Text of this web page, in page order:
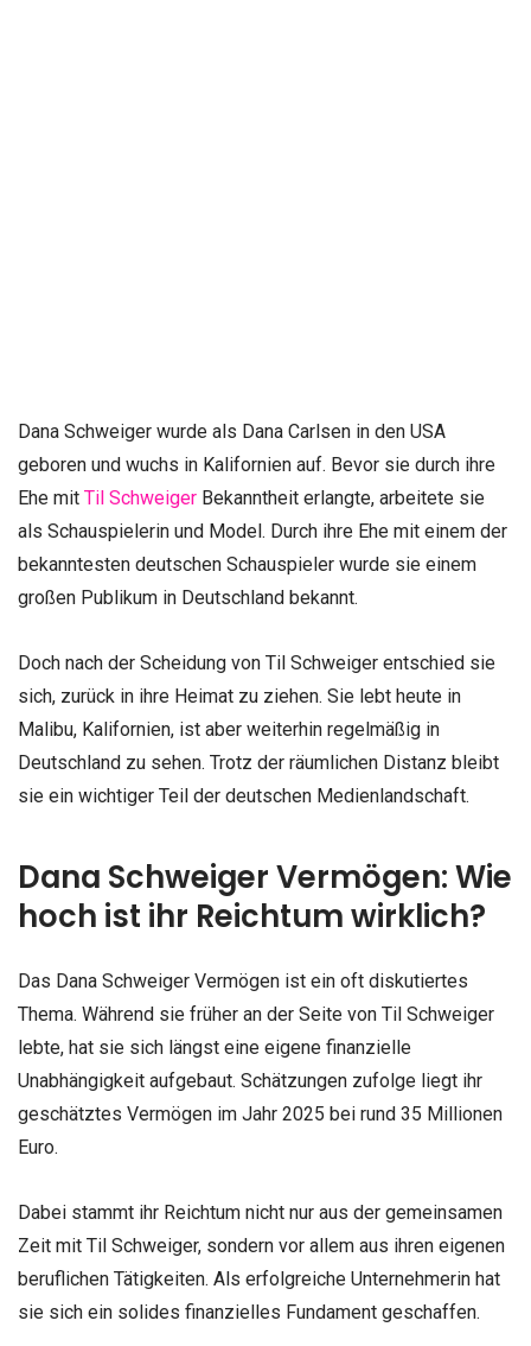
Dana Schweiger wurde als Dana Carlsen in den USA
geboren und wuchs in Kalifornien auf. Bevor sie durch ihre
Ehe mit Til Schweiger Bekanntheit erlangte, arbeitete sie
als Schauspielerin und Model. Durch ihre Ehe mit einem der
bekanntesten deutschen Schauspieler wurde sie einem
großen Publikum in Deutschland bekannt.
Doch nach der Scheidung von Til Schweiger entschied sie
sich, zurück in ihre Heimat zu ziehen. Sie lebt heute in
Malibu, Kalifornien, ist aber weiterhin regelmäßig in
Deutschland zu sehen. Trotz der räumlichen Distanz bleibt
sie ein wichtiger Teil der deutschen Medienlandschaft.
Dana Schweiger Vermögen: Wie
hoch ist ihr Reichtum wirklich?
Das Dana Schweiger Vermögen ist ein oft diskutiertes
Thema. Während sie früher an der Seite von Til Schweiger
lebte, hat sie sich längst eine eigene finanzielle
Unabhängigkeit aufgebaut. Schätzungen zufolge liegt ihr
geschätztes Vermögen im Jahr 2025 bei rund 35 Millionen
Euro.
Dabei stammt ihr Reichtum nicht nur aus der gemeinsamen
Zeit mit Til Schweiger, sondern vor allem aus ihren eigenen
beruflichen Tätigkeiten. Als erfolgreiche Unternehmerin hat
sie sich ein solides finanzielles Fundament geschaffen.